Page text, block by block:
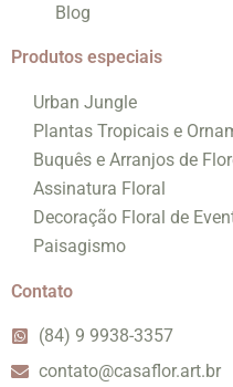
Blog
Produtos especiais
Urban Jungle
Plantas Tropicais e
Buquês e Arranjos de
Assinatura Floral
Decoração Floral de
Paisagismo
Contato
(84) 9 9938-3357
contato@casaflor.art.br